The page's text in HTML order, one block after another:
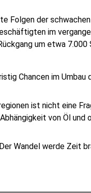
Folgen der
im
um etwa
Chancen im Umbau
ist nicht eine
von Öl und
Wandel werde Zeit